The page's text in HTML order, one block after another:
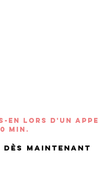
en lors d'un
min.
maintenant